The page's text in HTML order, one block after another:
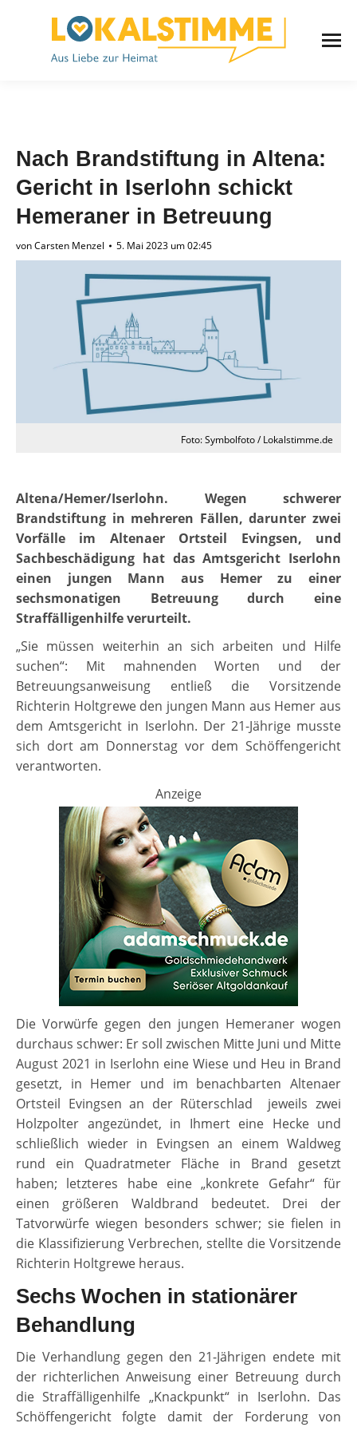
Nach Brandstiftung in Altena:
Gericht in Iserlohn schickt
Hemeraner in Betreuung
vonCarsten Menzel 5. Mai 2023 um 02:45
Foto: Symbolfoto / Lokalstimme.de
Altena/Hemer/Iserlohn. Wegen schwerer
Brandstiftung in mehreren Fällen, darunter zwei
Vorfälle im Altenaer Ortsteil Evingsen, und
Sachbeschädigung hat das Amtsgericht Iserlohn
einen jungen Mann aus Hemer zu einer
sechsmonatigen Betreuung durch eine
Straffälligenhilfe verurteilt.
„Sie müssen weiterhin an sich arbeiten und Hilfe
suchen“: Mit mahnenden Worten und der
Betreuungsanweisung entließ die Vorsitzende
Richterin Holtgrewe den jungen Mann aus Hemer aus
dem Amtsgericht in Iserlohn. Der 21-Jährige musste
sich dort am Donnerstag vor dem Schöffengericht
verantworten.
Anzeige
Die Vorwürfe gegen den jungen Hemeraner wogen
durchaus schwer: Er soll zwischen Mitte Juni und Mitte
August 2021 in Iserlohn eine Wiese und Heu in Brand
gesetzt, in Hemer und im benachbarten Altenaer
Ortsteil Evingsen an der Rüterschlad jeweils zwei
Holzpolter angezündet, in Ihmert eine Hecke und
schließlich wieder in Evingsen an einem Waldweg
rund ein Quadratmeter Fläche in Brand gesetzt
haben; letzteres habe eine „konkrete Gefahr“ für
einen größeren Waldbrand bedeutet. Drei der
Tatvorwürfe wiegen besonders schwer; sie fielen in
die Klassifizierung Verbrechen, stellte die Vorsitzende
Richterin Holtgrewe heraus.
Sechs Wochen in stationärer
Behandlung
Die Verhandlung gegen den 21-Jährigen endete mit
der richterlichen Anweisung einer Betreuung durch
die Straffälligenhilfe „Knackpunkt“ in Iserlohn. Das
Schöffengericht folgte damit der Forderung von